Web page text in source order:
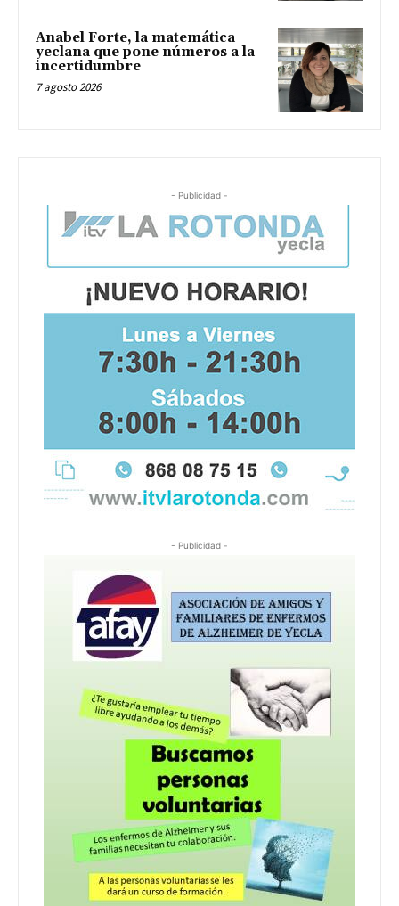
Anabel Forte, la matemática
yeclana que pone números a la
incertidumbre
7 agosto 2026
- Publicidad -
- Publicidad -